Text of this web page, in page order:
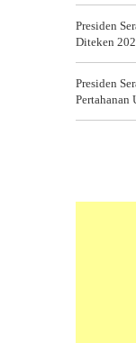
Presiden
Diteken
Presiden
Pertahanan